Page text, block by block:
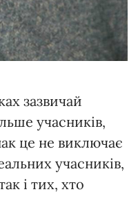
зазвичай
учасників,
це не виключає
учасників,
і тих, хто